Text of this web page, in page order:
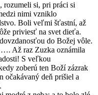
rozumeli si, pri práci si
nimi vzniklo
Boli veľmi šťastní, až
priviesť na svet dieťa.
do Božej vôle.
Až raz Zuzka oznámila
S veľkou
zoberú ten Boží zázrak
očakávaný deň prišiel a